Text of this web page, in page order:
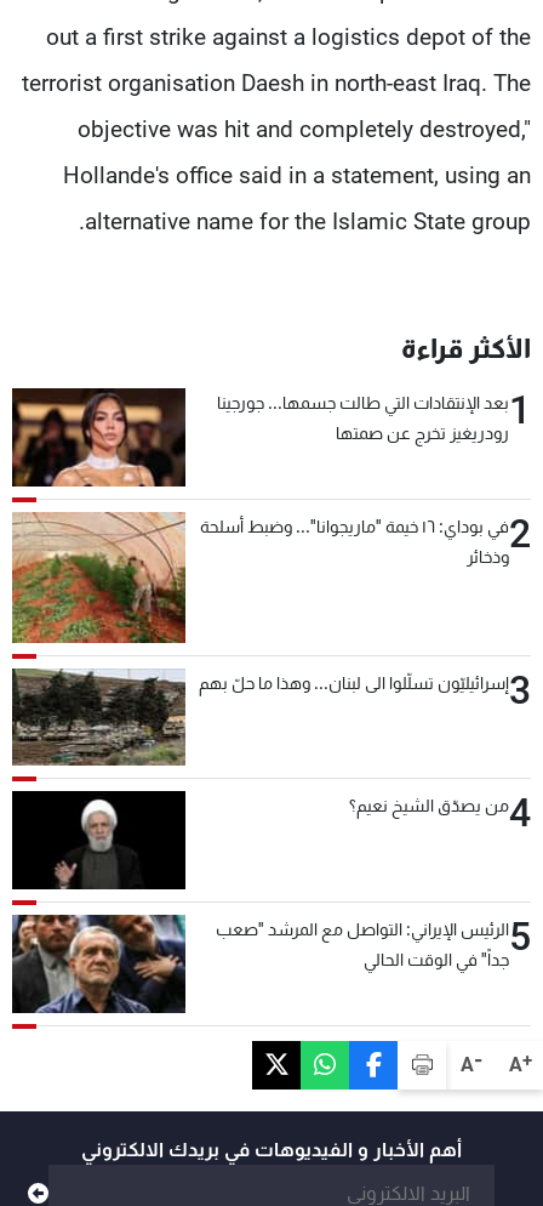
A+
A-
out a first strike against a logistics depot of the
terrorist organisation Daesh in north-east Iraq. The
objective was hit and completely destroyed,"
Hollande's office said in a statement, using an
alternative name for the Islamic State group.
الأكثر قراءة
1بعد الإنتقادات التي طالت جسمها... جورجينا
رودريغيز تخرج عن صمتها
2
في بوداي: ١٦ خيمة "ماريجوانا"... وضبط أسلحة
وذخائر
3إسرائيليّون تسلّلوا الى لبنان... وهذا ما حلّ بهم
4من يصدّق الشيخ نعيم؟
5الرئيس الإيراني: التواصل مع المرشد "صعب
جداً" في الوقت الحالي
أهم الأخبار و الفيديوهات في بريدك الالكتروني